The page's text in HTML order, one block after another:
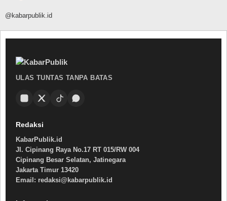
@kabarpublik.id
ULAS TUNTAS TANPA BATAS
Redaksi
KabarPublik.id
Jl. Cipinang Raya No.17 RT 015/RW 004
Cipinang Besar Selatan, Jatinegara
Jakarta Timur 13420
Email: redaksi@kabarpublik.id